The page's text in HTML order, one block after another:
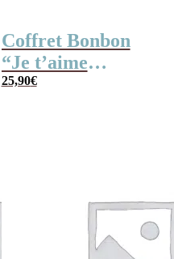
Coffret Bonbon
“Je t’aime
Mamie” (Boîte en
25,90€